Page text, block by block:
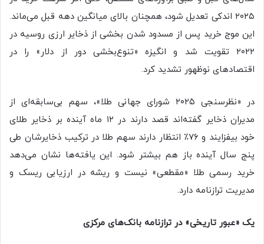
۲۰۲۵ اندکی تعدیل شود، همچنان بالای میانگین دهه قبل می‌ماند.
این موج خرید پس از مسدود شدن بخشی از ذخایر ارزی روسیه در
۲۰۲۲ تقویت شد و انگیزه «تنوع‌بخشی دور از دلار» را در
اقتصادهای نوظهور تشدید کرد.
در «نظرسنجی ۲۰۲۵ شورای جهانی طلا»، سهم بی‌سابقه‌ای از
مدیران ذخایر گفته‌اند قصد دارند در ۱۲ ماه آینده بر ذخایر طلای
خود بیفزایند و ۷۶٪ انتظار دارند سهم طلا در ترکیب ذخایرشان طی
پنج سال آینده باز هم بیشتر شود. این یافته‌ها نشان می‌دهد
خرید رسمی طلا «مقطعی» نیست و ریشه در ارزیابی ریسک و
مدیریت ترازنامه دارد.
یک «عبور تاریخی» در ترازنامه بانک‌های مرکزی